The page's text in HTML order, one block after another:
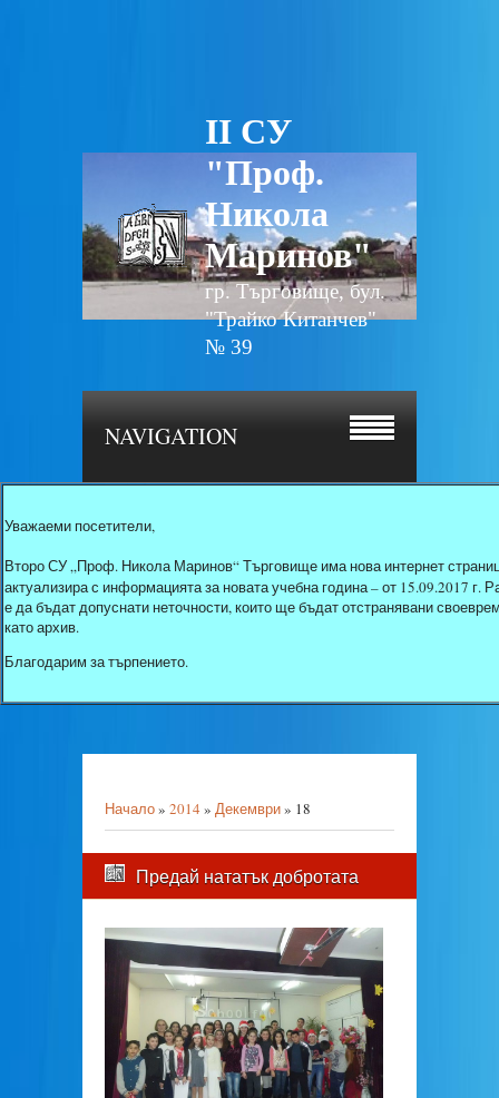
II СУ
"Проф.
Никола
Маринов"
гр. Търговище, бул.
"Трайко Китанчев"
№ 39
NAVIGATION
Уважаеми посетители,
Второ СУ „Проф. Никола Маринов“ Търговище има нова интернет
актуализира с информацията за новата учебна година – от 15.09.2017
е да бъдат допуснати неточности, които ще бъдат отстранявани
като архив.
Благодарим за търпението.
Начало» 2014 » Декември» 18
Предай нататък добротата